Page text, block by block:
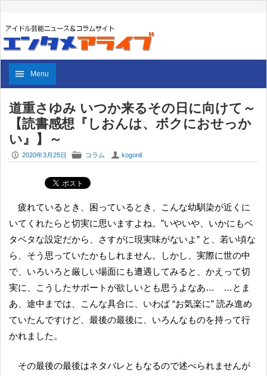
Menu
道重さゆみ いつか来るその日に向けて～
【読書感想『しおんは、ボクにおせっか
い』】～
P 2020年3月25日 F コラム U kogonil
疲れているとき、困っているとき、こんな幼馴染が近くに
いてくれたらと切実に思いますよね。”いやいや、いかにもベ
タベタな設定だから、さすがに現実味がないよ” と、若い頃な
ら、そう思っていたかもしれません。しかし、実際に世の中
で、いろいろと厳しい場面にも遭遇してみると、かえって切
実に、こうしたサポートが欲しいとも思うよなあ… …とま
あ、途中までは、こんな具合に、いわば “お気楽に” 読み進め
ていたんですけど、最後の最後に、いろんなものを持って行
かれました。
その最後の最後はネタバレともなるので述べられませんが